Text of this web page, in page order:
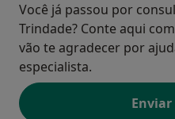
Você já passou por
Trindade? Conte aqui
vão te agradecer por
especialista.